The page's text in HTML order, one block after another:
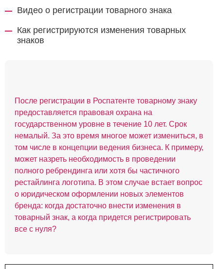
Видео о регистрации товарного знака
Как регистрируются изменения товарных
знаков
После регистрации в Роспатенте товарному знаку
предоставляется правовая охрана на
государственном уровне в течение 10 лет. Срок
немалый. За это время многое может измениться, в
том числе в концепции ведения бизнеса. К примеру,
может назреть необходимость в проведении
полного ребрендинга или хотя бы частичного
рестайлинга логотипа. В этом случае встает вопрос
о юридическом оформлении новых элементов
бренда: когда достаточно внести изменения в
товарный знак, а когда придется регистрировать
все с нуля?